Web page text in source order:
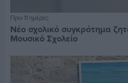
Πριν 11 ημέρες
Νέο σχολικό συγκρότημα
Μουσικό Σχολείο